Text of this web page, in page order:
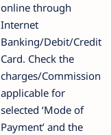
online through
Internet
Banking/Debit/Credit
Card. Check the
charges/Commission
applicable for
selected ‘Mode of
Payment’ and the